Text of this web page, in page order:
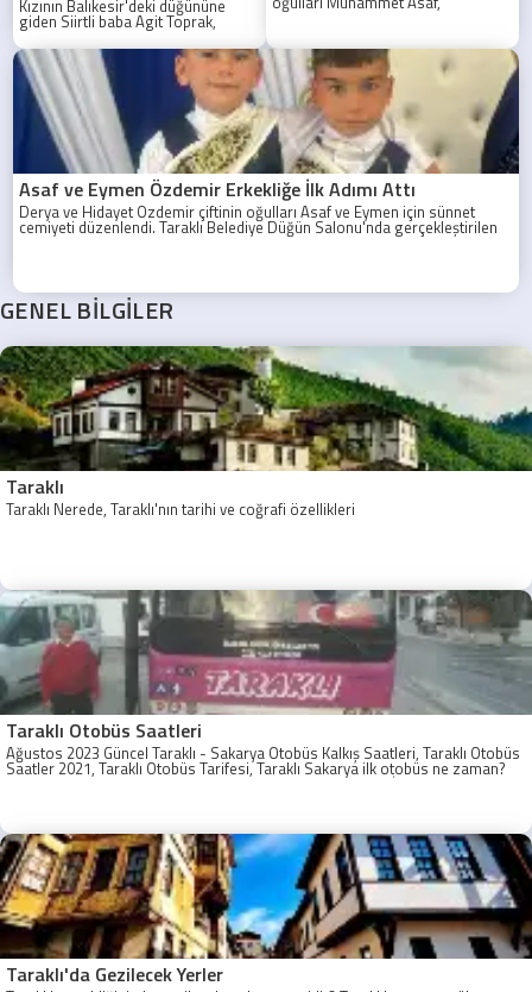
Kızının Balıkesir'deki düğününe
giden Siirtli baba Agit Toprak,
Sakarya'da geçirdiği trafik
kazasında hayatını kaybetti.
düzenlenen görkemli bir sünnet
Asaf ve Eymen Özdemir Erkekliğe İlk Adımı Attı
Derya ve Hidayet Özdemir çiftinin oğulları Asaf ve Eymen için sünnet
cemiyeti düzenlendi. Taraklı Belediye Düğün Salonu'nda gerçekleştirilen
programa aile yakınları, akrabalar ve davetliler yoğun ilgi gösterdi.
GENEL BİLGİLER
Taraklı
Taraklı Nerede, Taraklı'nın tarihi ve coğrafi özellikleri
Taraklı Otobüs Saatleri
Ağustos 2023 Güncel Taraklı - Sakarya Otobüs Kalkış Saatleri, Taraklı Otobüs
Saatler 2021, Taraklı Otobüs Tarifesi, Taraklı Sakarya ilk otobüs ne zaman?
Taraklı - Sakarya Son Otobüs Ne zaman? Sakarya Taraklı İlk Otobüs Ne
Taraklı'da Gezilecek Yerler